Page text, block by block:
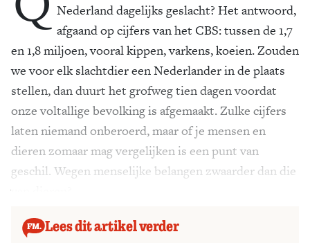
Nederland dagelijks geslacht? Het antwoord,
afgaand op cijfers van het CBS: tussen de 1,7
en 1,8 miljoen, vooral kippen, varkens, koeien. Zouden
we voor elk slachtdier een Nederlander in de plaats
stellen, dan duurt het grofweg tien dagen voordat
onze voltallige bevolking is afgemaakt. Zulke cijfers
laten niemand onberoerd, maar of je mensen en
dieren zomaar mag vergelijken is een punt van
geschil. Wegen menselijke belangen zwaarder dan die
Lees dit artikel verder